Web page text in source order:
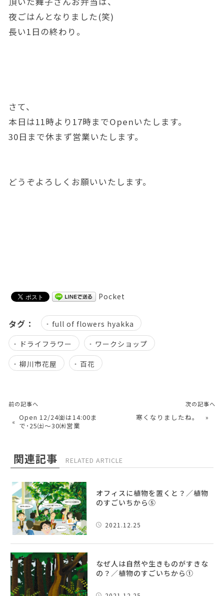
夜ごはんとなりました(笑)
長い1日の終わり。
さて、
本日は11時より17時までOpenいたします。
30日まで休まず営業いたします。
どうぞよろしくお願いいたします。
Pocket
タグ：
full of flowers hyakka
ドライフラワー
ワークショップ
柳川市花屋
百花
前の記事へ
« Open 12/24㈮は14:00ま
で･25㈯～30㈭営業
次の記事へ
寒くなりましたね。 »
関連記事 RELATED ARTICLE
オフィスに植物を置くと？／植物
のすごいちから⑤
2021.12.25
なぜ人は自然や生きものがすきな
の？／植物のすごいちから①